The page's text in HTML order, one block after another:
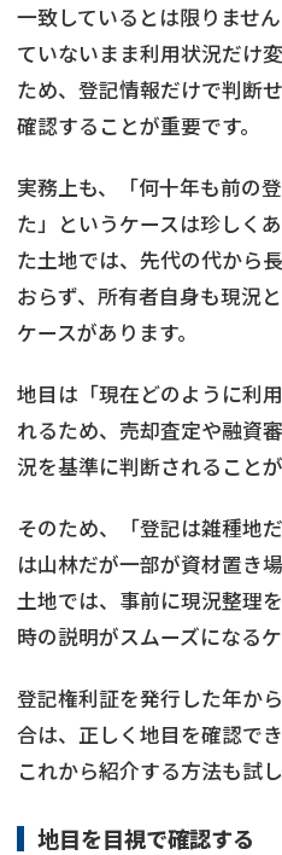
一致しているとは限りませ
ていないまま利用状況だけ
ため、登記情報だけで判断
確認することが重要です。
実務上も、「何十年も前の
た」というケースは珍しく
た土地では、先代の代から
おらず、所有者自身も現況
ケースがあります。
地目は「現在どのように利
れるため、売却査定や融資
況を基準に判断されることが
そのため、「登記は雑種地
は山林だが一部が資材置き
土地では、事前に現況整理
時の説明がスムーズになるケ
登記権利証を発行した年か
合は、正しく地目を確認で
これから紹介する方法も試
地目を目視で確認する